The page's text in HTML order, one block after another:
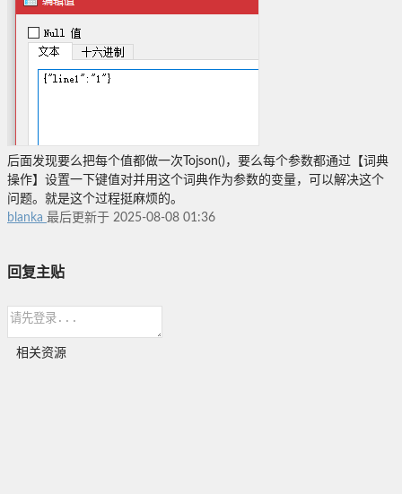
后面发现要么把每个值都做一次Tojson()，要么每个参数都通过【词典
操作】设置一下键值对并用这个词典作为参数的变量，可以解决这个
问题。就是这个过程挺麻烦的。
blanka 最后更新于 2025-08-08 01:36
回复主贴
相关资源